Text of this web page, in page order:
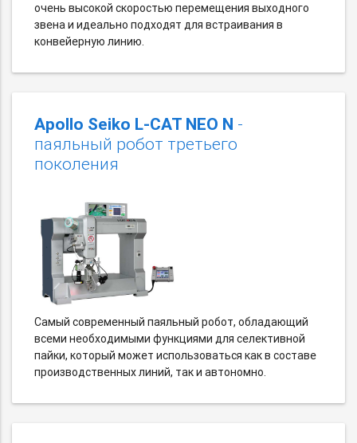
очень высокой скоростью перемещения выходного
звена и идеально подходят для встраивания в
конвейерную линию.
Apollo Seiko L-CAT NEO N -
паяльный робот третьего
поколения
Самый современный паяльный робот, обладающий
всеми необходимыми функциями для селективной
пайки, который может использоваться как в составе
производственных линий, так и автономно.